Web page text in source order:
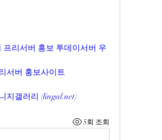
프리서버 홍보 투데이서버 우
서버 홍보사이트
지갤러리 (lingal.net)
5회 조회